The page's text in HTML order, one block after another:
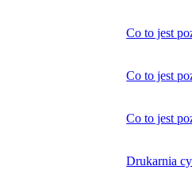
Co to jest
Co to jest
Co to jest
Drukarnia